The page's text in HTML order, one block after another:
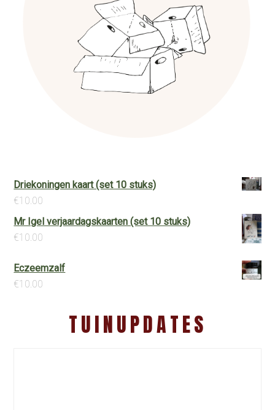
Driekoningen kaart (set 10 stuks)
€10.00
Mr Igel verjaardagskaarten (set 10 stuks)
€10.00
Eczeemzalf
€10.00
TUINUPDATES